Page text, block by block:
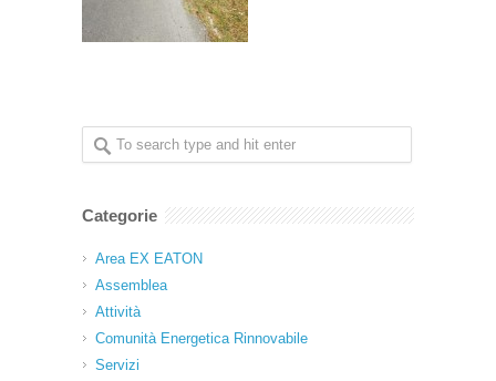
Categorie
Area EX EATON
Assemblea
Attività
Comunità Energetica Rinnovabile
Servizi